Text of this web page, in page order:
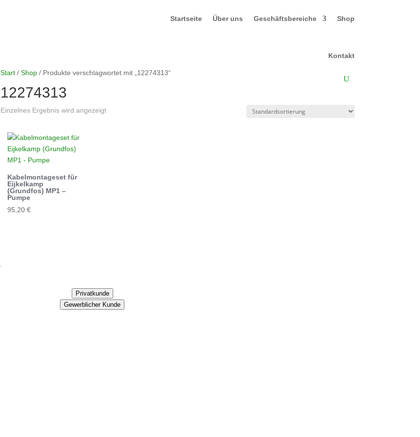
Startseite Über uns Geschäftsbereiche Shop
Kontakt
Start/ Shop/ Produkte verschlagwortet mit „12274313“
12274313
Einzelnes Ergebnis wird angezeigt
Kabelmontageset für
Eijkelkamp
(Grundfos) MP1 –
Pumpe
95,20€
Privatkunde
Gewerblicher Kunde